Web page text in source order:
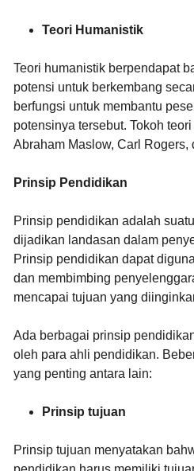
Teori Humanistik
Teori humanistik berpendapat
potensi untuk berkembang
berfungsi untuk membantu
potensinya tersebut. Tokoh
Abraham Maslow, Carl Rogers,
Prinsip Pendidikan
Prinsip pendidikan adalah
dijadikan landasan dalam
Prinsip pendidikan dapat
dan membimbing
mencapai tujuan yang
Ada berbagai prinsip
oleh para ahli pendidikan.
yang penting antara lain:
Prinsip tujuan
Prinsip tujuan menyatakan